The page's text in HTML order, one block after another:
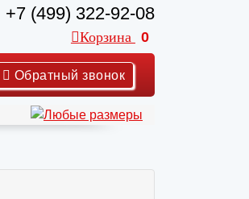
+7 (499) 322-92-08
Корзина 0
Обратный звонок